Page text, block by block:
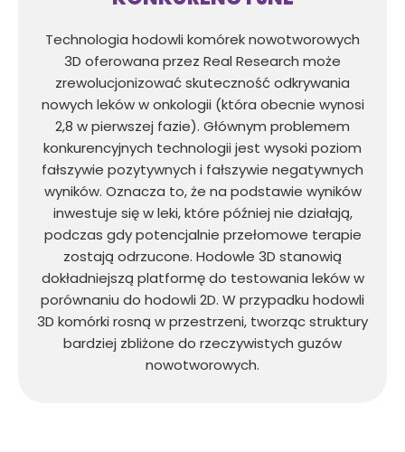
Technologia hodowli komórek nowotworowych
3D oferowana przez Real Research może
zrewolucjonizować skuteczność odkrywania
nowych leków w onkologii (która obecnie wynosi
2,8 w pierwszej fazie). Głównym problemem
konkurencyjnych technologii jest wysoki poziom
fałszywie pozytywnych i fałszywie negatywnych
wyników. Oznacza to, że na podstawie wyników
inwestuje się w leki, które później nie działają,
podczas gdy potencjalnie przełomowe terapie
zostają odrzucone. Hodowle 3D stanowią
dokładniejszą platformę do testowania leków w
porównaniu do hodowli 2D. W przypadku hodowli
3D komórki rosną w przestrzeni, tworząc struktury
bardziej zbliżone do rzeczywistych guzów
nowotworowych.